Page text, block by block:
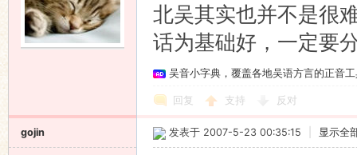
北吴其实也并不是很
话为基础好，一定要
吴音小字典，覆盖各地吴语方言的正音
回复 支持 反对
gojin 发表于 2007-5-23 00:35:15 显示全